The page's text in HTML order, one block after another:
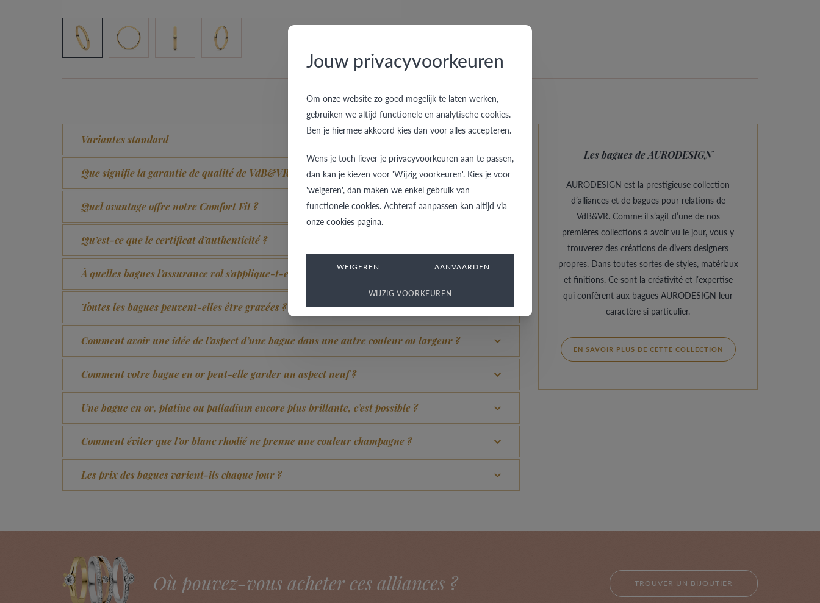
Variantes standard
Que signifie la garantie de qualité de VdB&VR ?
Quel avantage offre notre Comfort Fit ?
Qu’est-ce que le certificat d’authenticité ?
À quelles bagues l’assurance vol s’applique-t-elle ?
Toutes les bagues peuvent-elles être gravées ?
Comment avoir une idée de l’aspect d’une bague dans une autre couleur ou largeur ?
Comment votre bague en or peut-elle garder un aspect neuf ?
Une bague en or, platine ou palladium encore plus brillante, c’est possible ?
Comment éviter que l’or blanc rhodié ne prenne une couleur champagne ?
Les prix des bagues varient-ils chaque jour ?
Les bagues de AURODESIGN
AURODESIGN est la prestigieuse collection
d’alliances et de bagues pour relations de
VdB&VR. Comme il s’agit d’une de nos
premières collections à avoir vu le jour, vous y
trouverez des créations de divers designers
propres. Dans toutes sortes de styles, matériaux
et finitions. Ce sont la créativité et l’expertise
qui confèrent aux bagues AURODESIGN leur
caractère si particulier.
EN SAVOIR PLUS DE CETTE COLLECTION
Où pouvez-vous acheter ces alliances ? TROUVER UN BIJOUTIER
Jouw privacyvoorkeuren
Om onze website zo goed mogelijk te laten werken,
gebruiken we altijd functionele en analytische cookies.
Ben je hiermee akkoord kies dan voor alles accepteren.
Wens je toch liever je privacyvoorkeuren aan te passen,
dan kan je kiezen voor 'Wijzig voorkeuren'. Kies je voor
'weigeren', dan maken we enkel gebruik van
functionele cookies. Achteraf aanpassen kan altijd via
onze cookies pagina.
WEIGEREN AANVAARDEN
WIJZIG VOORKEUREN